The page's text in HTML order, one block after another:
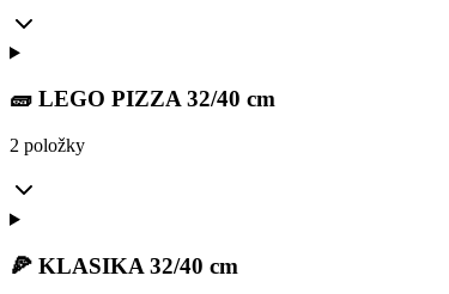
🧱 LEGO PIZZA 32/40 cm
2 položky
🍕 KLASIKA 32/40 cm